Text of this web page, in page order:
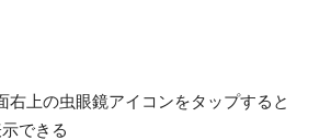
右上の虫眼鏡アイコンをタップすると
できる